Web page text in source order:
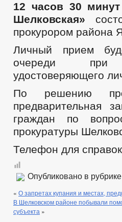
12 часов 30
Шелковская»
прокурором района
Личный прием
очереди при
удостоверяющего
По решению
предварительная
граждан по
прокуратуры
Телефон для
Опубликовано в рубрике
« О запретах купания и местах,
В Шелковском районе побывали
субъекта »